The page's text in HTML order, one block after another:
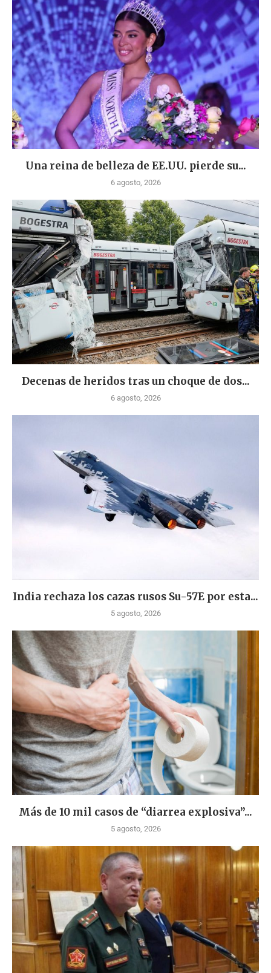
Una reina de belleza de EE.UU. pierde su...
6 agosto, 2026
Decenas de heridos tras un choque de dos...
6 agosto, 2026
India rechaza los cazas rusos Su-57E por esta...
5 agosto, 2026
Más de 10 mil casos de “diarrea explosiva”...
5 agosto, 2026